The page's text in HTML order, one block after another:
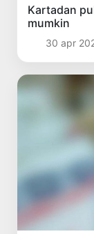
Kartadan
mumkin
30 apr